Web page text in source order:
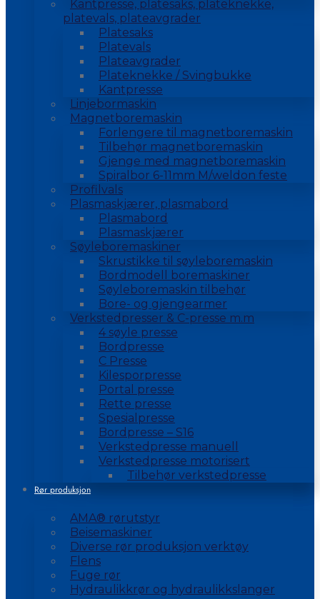
Kantpresse, platesaks, plateknekke,
platevals, plateavgrader
Platesaks
Platevals
Plateavgrader
Plateknekke / Svingbukke
Kantpresse
Linjebormaskin
Magnetboremaskin
Forlengere til magnetboremaskin
Tilbehør magnetboremaskin
Gjenge med magnetboremaskin
Spiralbor 6-11mm M/weldon feste
Profilvals
Plasmaskjærer, plasmabord
Plasmabord
Plasmaskjærer
Søyleboremaskiner
Skrustikke til søyleboremaskin
Bordmodell boremaskiner
Søyleboremaskin tilbehør
Bore- og gjengearmer
Verkstedpresser & C-presse m.m
4 søyle presse
Bordpresse
C Presse
Kilesporpresse
Portal presse
Rette presse
Spesialpresse
Bordpresse – S16
Verkstedpresse manuell
Verkstedpresse motorisert
Tilbehør verkstedpresse
Rør produksjon
AMA® rørutstyr
Beisemaskiner
Diverse rør produksjon verktøy
Flens
Fuge rør
Hydraulikkrør og hydraulikkslanger